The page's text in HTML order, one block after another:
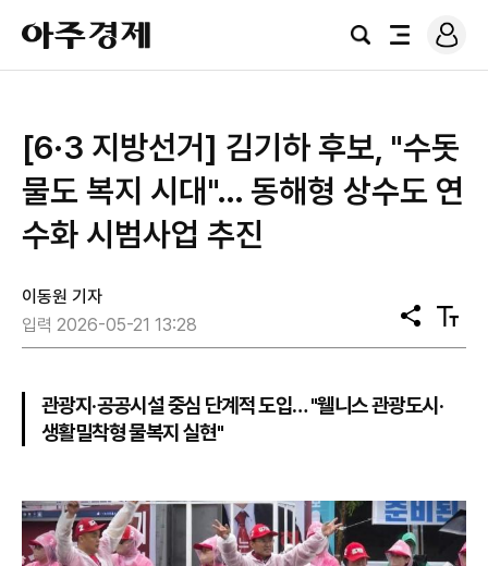
아
주
경
검
전
로
그
[6·3 지방선거] 김기하 후보, "수돗
물도 복지 시대"… 동해형 상수도 연
수화 시범사업 추진
이동원 기자
입력 2026-05-21 13:28
공
유
텍
스
관광지·공공시설 중심 단계적 도입… "웰니스 관광도시·
생활밀착형 물복지 실현"